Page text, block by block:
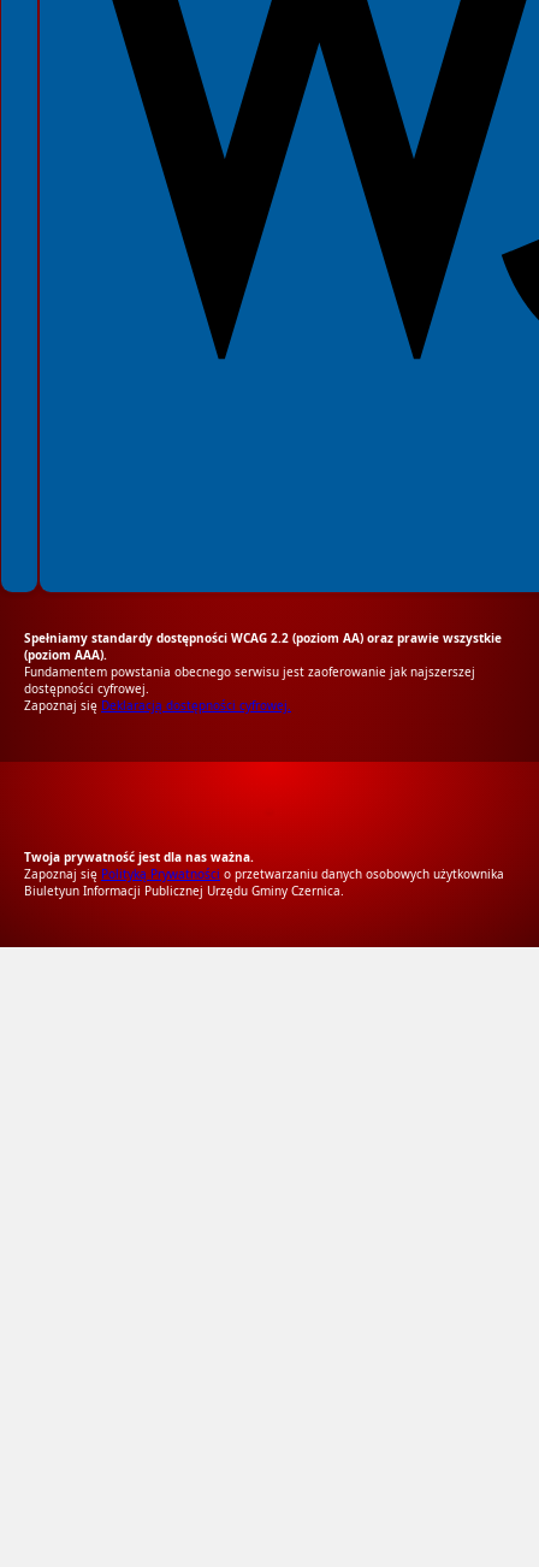
Spełniamy standardy dostępności WCAG 2.2 (poziom AA) oraz prawie wszystkie
(poziom AAA).
Fundamentem powstania obecnego serwisu jest zaoferowanie jak najszerszej
dostępności cyfrowej.
Zapoznaj się Deklaracją dostępności cyfrowej.
Twoja prywatność jest dla nas ważna.
Zapoznaj się Polityką Prywatności o przetwarzaniu danych osobowych użytkownika
Biuletyun Informacji Publicznej Urzędu Gminy Czernica.